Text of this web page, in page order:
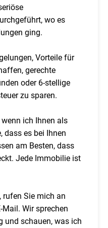
wo es
ging.
Vorteile für
gerechte
oder 6-stellige
zu sparen.
ich Ihnen als
dass es bei Ihnen
am Besten, dass
Jede Immobilie ist
rufen Sie mich an
Mail. Wir sprechen
und schauen, was ich